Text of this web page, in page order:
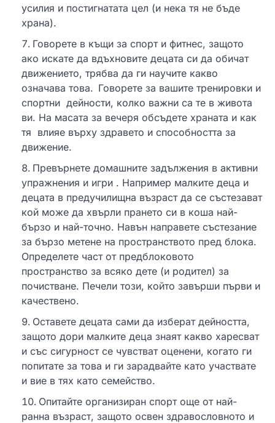
усилия и постигнатата цел (и нека тя не бъде
храна).
Говорете в къщи за спорт и фитнес, защото
ако искате да вдъхновите децата си да обичат
движението, трябва да ги научите какво
означава това. Говорете за вашите тренировки и
спортни дейности, колко важни са те в живота
ви. На масата за вечеря обсъдете храната и как
тя влияе върху здравето и способността за
движение.
Превърнете домашните задължения в активни
упражнения и игри . Например малките деца и
децата в предучилищна възраст да се състезават
кой може да хвърли прането си в коша най-
бързо и най-точно. Навън направете състезание
за бързо метене на пространството пред блока.
Определете част от предблоковото
пространство за всяко дете (и родител) за
почистване. Печели този, който завърши първи и
качествено.
Оставете децата сами да изберат дейността,
защото дори малките деца знаят какво харесват
и със сигурност се чувстват оценени, когато ги
попитате за това и ги зарадвайте като участвате
и вие в тях като семейство.
Опитайте организиран спорт още от най-
ранна възраст, защото освен здравословното и